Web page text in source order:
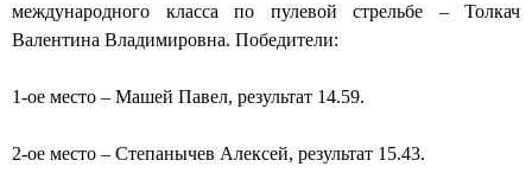
международного класса по пулевой стрельбе – Толкач
Валентина Владимировна. Победители:
1-ое место – Машей Павел, результат 14.59.
2-ое место – Степанычев Алексей, результат 15.43.